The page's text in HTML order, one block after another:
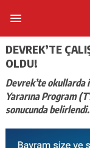
DEVREK’TE
OLDU!
Devrek’te okullarda
Yararına Program
sonucunda belirlendi.